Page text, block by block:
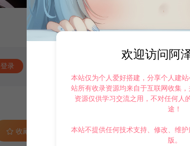
登录
收藏 (0) 打赏 点赞 (0 )
欢迎访问阿
本站仅为个人爱好搭建，分享个人建
站所有收录资源均来自于互联网收集
资源仅供学习交流之用，不对任何人
途！
本站不提供任何技术支持、修改、维
版。